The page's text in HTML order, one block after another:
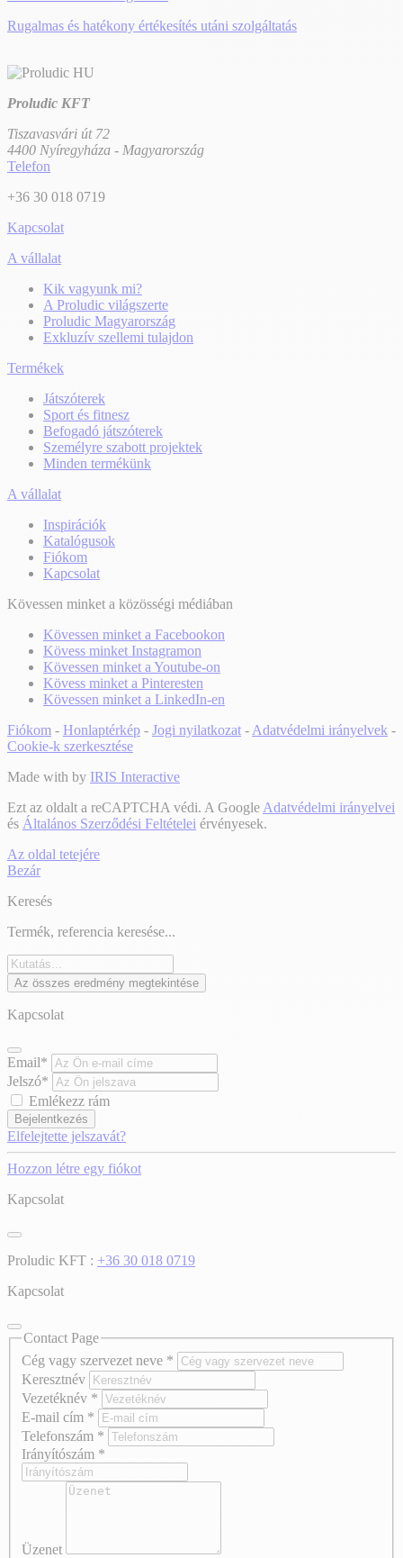
Rugalmas és hatékony értékesítés utáni szolgáltatás
Proludic KFT
Tiszavasvári út 72
4400 Nyíregyháza - Magyarország
Telefon
+36 30 018 0719
Kapcsolat
A vállalat
Kik vagyunk mi?
A Proludic világszerte
Proludic Magyarország
Exkluzív szellemi tulajdon
Termékek
Játszóterek
Sport és fitnesz
Befogadó játszóterek
Személyre szabott projektek
Minden termékünk
A vállalat
Inspirációk
Katalógusok
Fiókom
Kapcsolat
Kövessen minket a közösségi médiában
Kövessen minket a Facebookon
Kövess minket Instagramon
Kövessen minket a Youtube-on
Kövess minket a Pinteresten
Kövessen minket a LinkedIn-en
Fiókom - Honlaptérkép - Jogi nyilatkozat - Adatvédelmi irányelvek -
Cookie-k szerkesztése
Made with by IRIS Interactive
Ezt az oldalt a reCAPTCHA védi. A Google Adatvédelmi irányelvei
és Általános Szerződési Feltételei érvényesek.
Az oldal tetejére
Bezár
Keresés
Termék, referencia keresése...
Az összes eredmény megtekintése
Kapcsolat
Email*
Jelszó*
Emlékezz rám
Bejelentkezés
Elfelejtette jelszavát?
Hozzon létre egy fiókot
Kapcsolat
Proludic KFT : +36 30 018 0719
Kapcsolat
Contact Page
Cég vagy szervezet neve *
Keresztnév
Vezetéknév *
E-mail cím *
Telefonszám *
Irányítószám *
Üzenet